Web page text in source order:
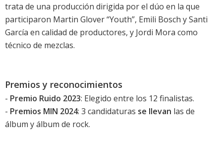
trata de una producción dirigida por el dúo en la que
participaron Martin Glover “Youth”, Emili Bosch y Santi
García en calidad de productores, y Jordi Mora como
técnico de mezclas.
Premios y reconocimientos
- Premio Ruido 2023: Elegido entre los 12 finalistas.
- Premios MIN 2024: 3 candidaturas se llevan las de
álbum y álbum de rock.